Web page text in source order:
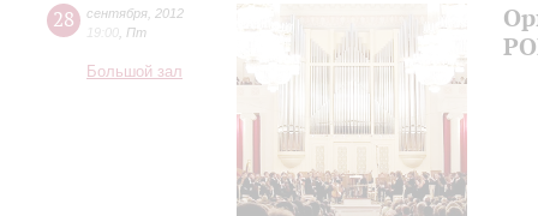
28 сентября 2012
19:00 Пт
Большой зал